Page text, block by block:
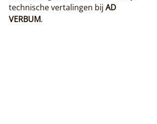
technische vertalingen bij AD
VERBUM.